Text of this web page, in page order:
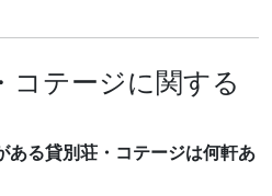
コテージに関する
ある貸別荘・コテージは何軒あ